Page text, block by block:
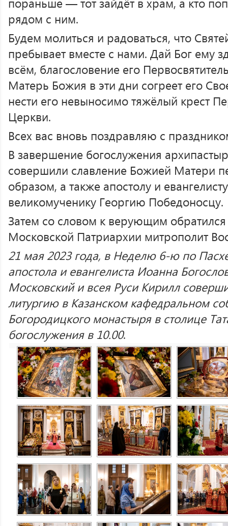
рядом с ним.
Будем молиться и радоваться, что
пребывает вместе с нами. Дай Бог ему
всём, благословение его
Матерь Божия в эти дни согреет его
нести его невыносимо тяжёлый крест
Церкви.
Всех вас вновь поздравляю с
В завершение богослужения
совершили славление Божией Матери
образом, а также апостолу и
великомученику Георгию Победоносцу.
Затем со словом к верующим
Московской Патриархии митрополит
21 мая 2023 года, в Неделю 6-ю по
апостола и евангелиста Иоанна
Московский и всея Руси Кирилл
литургию в Казанском кафедральном
Богородицкого монастыря в столице
богослужения в 10.00.